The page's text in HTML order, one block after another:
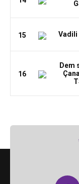
15 Vadili
16
Dem